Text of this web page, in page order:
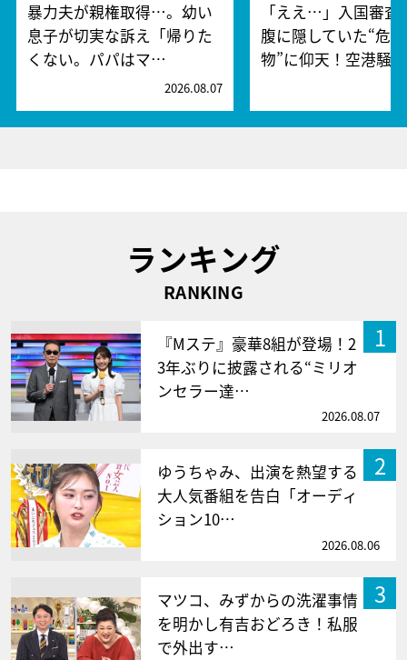
暴力夫が親権取得…。幼い
息子が切実な訴え「帰りた
くない。パパはマ…
2026.08.07
「ええ…」入国審査
腹に隠していた“危
物”に仰天！空港騒
ランキング
RANKING
1
『Mステ』豪華8組が登場！2
3年ぶりに披露される“ミリオ
ンセラー達…
2026.08.07
2
ゆうちゃみ、出演を熱望する
大人気番組を告白「オーディ
ション10…
2026.08.06
3
マツコ、みずからの洗濯事情
を明かし有吉おどろき！私服
で外出す…